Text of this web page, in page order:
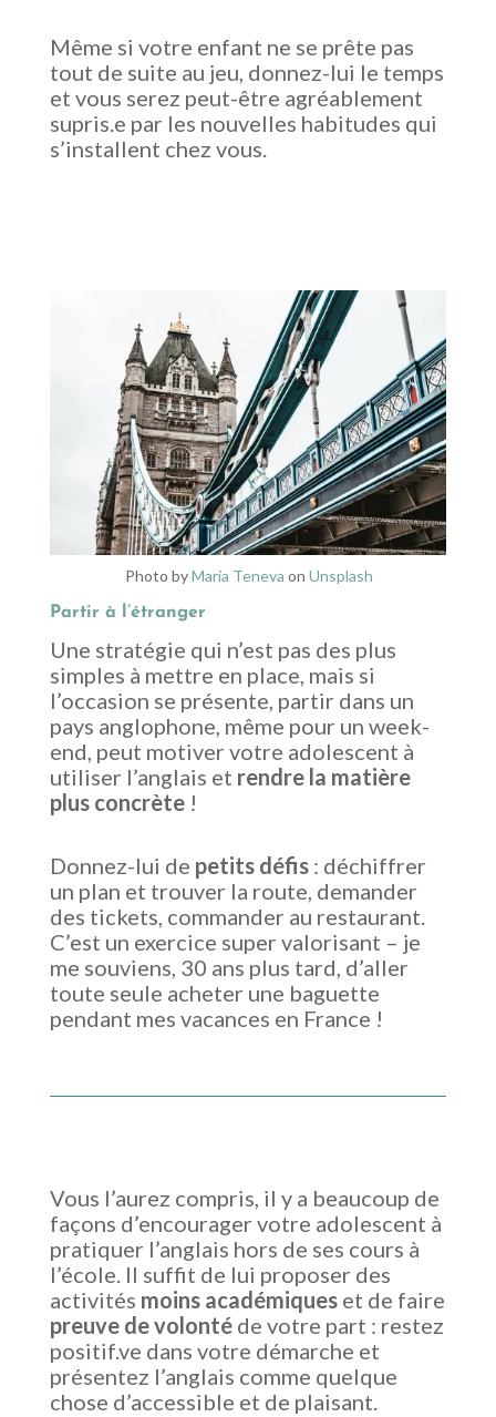
Même si votre enfant ne se prête pas
tout de suite au jeu, donnez-lui le temps
et vous serez peut-être agréablement
supris.e par les nouvelles habitudes qui
s’installent chez vous.
Photo byMaria Teneva onUnsplash
Partir à l’étranger
Une stratégie qui n’est pas des plus
simples à mettre en place, mais si
l’occasion se présente, partir dans un
pays anglophone, même pour un week-
end, peut motiver votre adolescent à
utiliser l’anglais et rendre la matière
plus concrète !
Donnez-lui de petits défis: déchiffrer
un plan et trouver la route, demander
des tickets, commander au restaurant.
C’est un exercice super valorisant – je
me souviens, 30 ans plus tard, d’aller
toute seule acheter une baguette
pendant mes vacances en France !
Vous l’aurez compris, il y a beaucoup de
façons d’encourager votre adolescent à
pratiquer l’anglais hors de ses cours à
l’école. Il suffit de lui proposer des
activités moins académiqueset de faire
preuve de volontéde votre part : restez
positif.ve dans votre démarche et
présentez l’anglais comme quelque
chose d’accessible et de plaisant.